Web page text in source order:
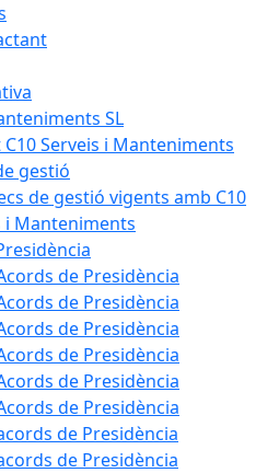
SL
Serveis i Manteniments
gestió
de gestió vigents amb C10
i Manteniments
de Presidència
de Presidència
de Presidència
de Presidència
de Presidència
de Presidència
de Presidència
de Presidència